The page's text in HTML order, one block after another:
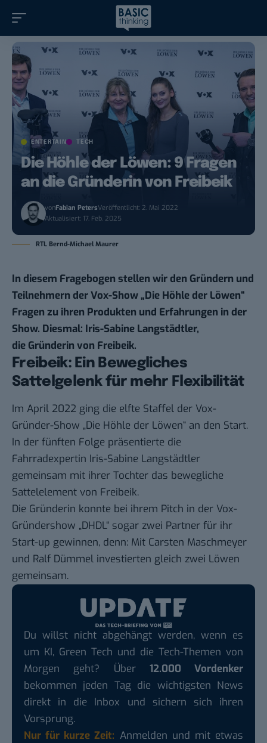
ENTERTAIN TECH
Die Höhle der Löwen: 9 Fragen
an die Gründerin von Freibeik
vonFabian PetersVeröffentlicht: 2. Mai 2022
Aktualisiert: 17. Feb. 2025
RTL Bernd-Michael Maurer
In diesem Fragebogen stellen wir den Gründern und
Teilnehmern der Vox-Show „Die Höhle der Löwen“
Fragen zu ihren Produkten und Erfahrungen in der
Show. Diesmal: Iris-Sabine Langstädtler,
die Gründerin von Freibeik.
Freibeik: Ein Bewegliches
Sattelgelenk für mehr Flexibilität
Im April 2022 ging die elfte Staffel der Vox-
Gründer-Show „Die Höhle der Löwen“ an den Start.
In der fünften Folge präsentierte die
Fahrradexpertin Iris-Sabine Langstädtler
gemeinsam mit ihrer Tochter das bewegliche
Sattelelement von Freibeik.
Die Gründerin konnte bei ihrem Pitch in der Vox-
Gründershow „DHDL“ sogar zwei Partner für ihr
Start-up gewinnen, denn: Mit Carsten Maschmeyer
und Ralf Dümmel investierten gleich zwei Löwen
gemeinsam.
Du willst nicht abgehängt werden, wenn es
um KI, Green Tech und die Tech-Themen von
Morgen geht? Über 12.000 Vordenker
bekommen jeden Tag die wichtigsten News
direkt in die Inbox und sichern sich ihren
Vorsprung.
Nur für kurze Zeit: Anmelden und mit etwas